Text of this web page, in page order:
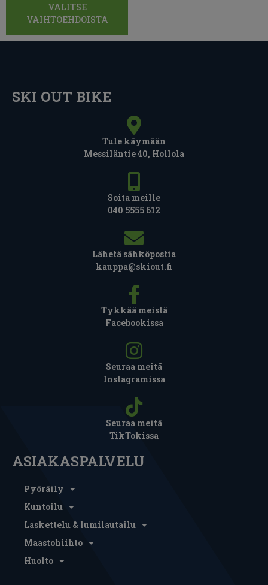
VALITSE
VAIHTOEHDOISTA
SKI OUT BIKE
Tule käymään
Messiläntie 40, Hollola
Soita meille
040 5555 612
Lähetä sähköpostia
kauppa@skiout.fi
Tykkää meistä
Facebookissa
Seuraa meitä
Instagramissa
Seuraa meitä
TikTokissa
ASIAKASPALVELU
Pyöräily
Kuntoilu
Laskettelu & lumilautailu
Maastohiihto
Huolto